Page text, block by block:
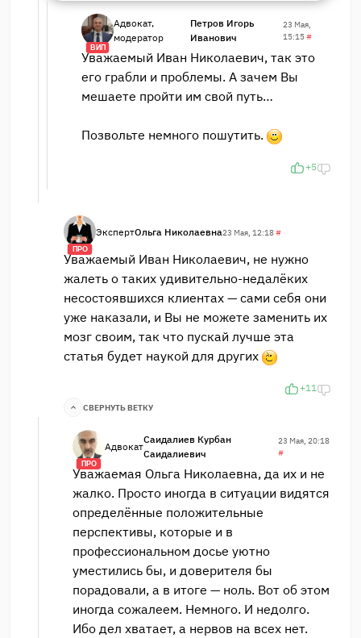
ВИП
Адвокат,
модератор
Петров Игорь
Иванович
23 Мая,
15:15#
Уважаемый Иван Николаевич, так это
его грабли и проблемы. А зачем Вы
мешаете пройти им свой путь…
Позвольте немного пошутить.
+5
ПРО
ЭкспертОльга Николаевна23 Мая, 12:18#
Уважаемый Иван Николаевич, не нужно
жалеть о таких удивительно-недалёких
несостоявшихся клиентах — сами себя они
уже наказали, и Вы не можете заменить их
мозг своим, так что пускай лучше эта
статья будет наукой для других
+11
СВЕРНУТЬ ВЕТКУ
ПРО
Адвокат
Саидалиев Курбан
Саидалиевич
23 Мая, 20:18
#
Уважаемая Ольга Николаевна, да их и не
жалко. Просто иногда в ситуации видятся
определённые положительные
перспективы, которые и в
профессиональном досье уютно
уместились бы, и доверителя бы
порадовали, а в итоге — ноль. Вот об этом
иногда сожалеем. Немного. И недолго.
Ибо дел хватает, а нервов на всех нет.